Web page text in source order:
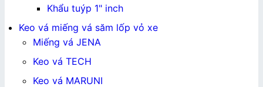
Khẩu tuýp 1" inch
Keo vá miếng vá săm lốp vỏ xe
Miếng vá JENA
Keo vá TECH
Keo vá MARUNI